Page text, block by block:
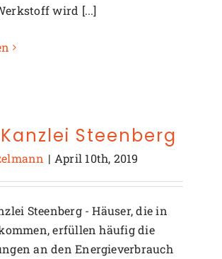
wird [...]
Steenberg
| April 10th, 2019
Steenberg - Häuser, die in
erfüllen häufig die
an den Energieverbrauch